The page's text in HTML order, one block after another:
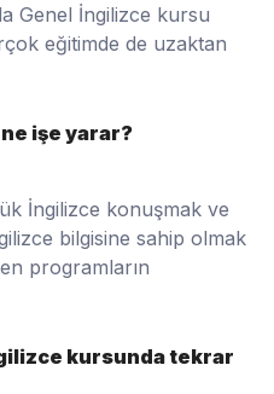
Genel İngilizce kursu
eğitimde de uzaktan
işe yarar?
İngilizce konuşmak ve
bilgisine sahip olmak
programların
kursunda tekrar